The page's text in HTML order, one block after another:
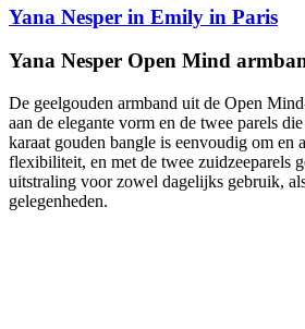
Yana Nesper in Emily in Paris
Yana Nesper Open Mind
De geelgouden armband uit de Open
aan de elegante vorm en de twee parels
karaat gouden bangle is eenvoudig om en
flexibiliteit, en met de twee zuidzeeparels
uitstraling voor zowel dagelijks gebruik,
gelegenheden.